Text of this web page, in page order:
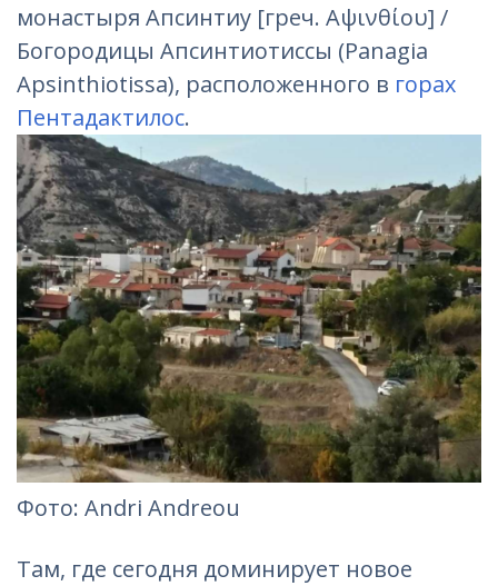
монастыря Апсинтиу [греч. Αψινθίου] /
Богородицы Апсинтиотиссы (Panagia
Apsinthiotissa), расположенного в горах
Пентадактилос.
Фотo: Andri Andreou‎
Там, где сегодня доминирует новое